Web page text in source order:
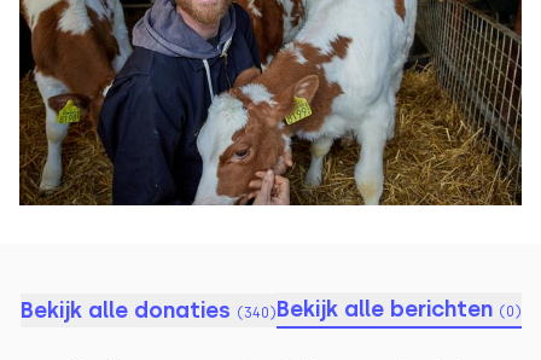
Bekijk alle donaties (340 )Bekijk alle berichten ( 0 )